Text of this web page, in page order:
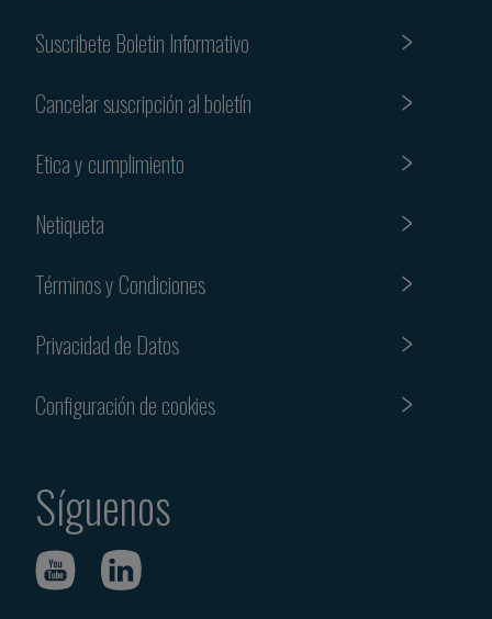
Suscribete Boletin Informativo
Cancelar suscripción al boletín
Etica y cumplimiento
Netiqueta
Términos y Condiciones
Privacidad de Datos
Configuración de cookies
Síguenos